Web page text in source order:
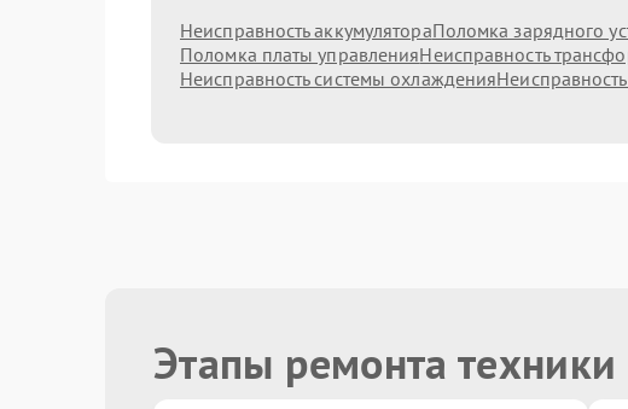
Неисправность аккумулятораПоломка зарядного
Поломка платы управленияНеисправность
Неисправность системы охлаждения
Этапы ремонта техники